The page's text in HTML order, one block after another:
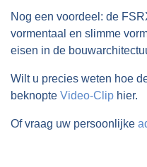
Nog een voordeel: de
vormentaal en slimme
eisen in de
Wilt u precies weten hoe
beknopte Video-Clip hier.
Of vraag uw persoonlijke